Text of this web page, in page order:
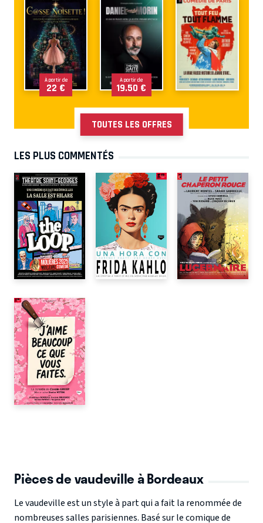
À partir de
22 €
À partir de
19.50 €
TOUTES LES OFFRES
LES PLUS COMMENTÉS
Pièces de vaudeville à Bordeaux
Le vaudeville est un style à part qui a fait la renommée de
nombreuses salles parisiennes. Basé sur le comique de